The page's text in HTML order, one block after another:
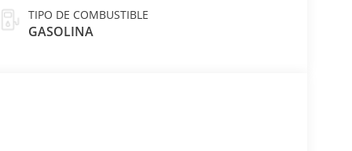
TIPO DE COMBUSTIBLE
GASOLINA